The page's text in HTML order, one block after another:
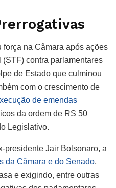
na Câmara após ações
contra parlamentares
de Estado que culminou
com o crescimento de
de emendas
da ordem de RS 50
Legislativo.
presidente Jair Bolsonaro, a
da Câmara e do Senado,
e exigindo, entre outras